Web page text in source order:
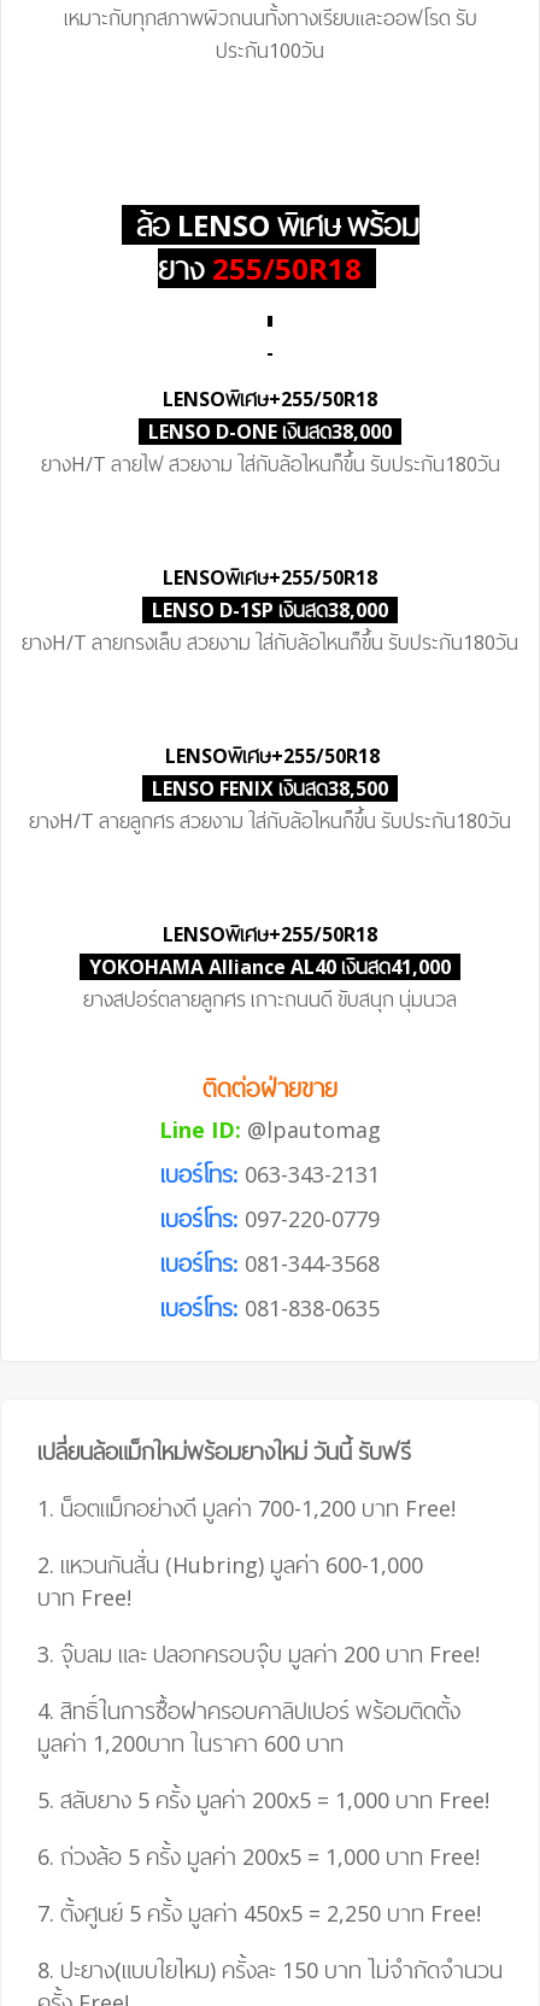
เหมาะกับทุกสภาพผิวถนนทั้งทางเรียบและออฟโรด รับ
ประกัน100วัน
ล้อ LENSO พิเศษพร้อม
ยาง 255/50R18
LENSOพิเศษ+255/50R18
LENSO D-ONE เงินสด38,000
ยางH/T ลายไฟ สวยงาม ใส่กับล้อไหนก็ขึ้น รับประกัน180วัน
LENSOพิเศษ+255/50R18
LENSO D-1SP เงินสด38,000
ยางH/T ลายกรงเล็บ สวยงาม ใส่กับล้อไหนก็ขึ้น รับประกัน180วัน
LENSOพิเศษ+255/50R18
LENSO FENIX เงินสด38,500
ยางH/T ลายลูกศร สวยงาม ใส่กับล้อไหนก็ขึ้น รับประกัน180วัน
LENSOพิเศษ+255/50R18
YOKOHAMA Alliance AL40 เงินสด41,000
ยางสปอร์ตลายลูกศร เกาะถนนดี ขับสนุก นุ่มนวล
ติดต่อฝ่ายขาย
Line ID: @lpautomag
เบอร์โทร: 063-343-2131
เบอร์โทร: 097-220-0779
เบอร์โทร: 081-344-3568
เบอร์โทร: 081-838-0635
เปลี่ยนล้อแม็กใหม่พร้อมยางใหม่ วันนี้ รับฟรี
1. น็อตแม็กอย่างดี มูลค่า 700-1,200 บาท Free!
2. แหวนกันสั่น (Hubring) มูลค่า 600-1,000
บาท Free!
3. จุ๊บลม และ ปลอกครอบจุ๊บ มูลค่า 200 บาท Free!
4. สิทธิ์ในการซื้อฝาครอบคาลิปเปอร์ พร้อมติดตั้ง
มูลค่า 1,200บาท ในราคา 600 บาท
5. สลับยาง 5 ครั้ง มูลค่า 200x5 = 1,000 บาท Free!
6. ถ่วงล้อ 5 ครั้ง มูลค่า 200x5 = 1,000 บาท Free!
7. ตั้งศูนย์ 5 ครั้ง มูลค่า 450x5 = 2,250 บาท Free!
8. ปะยาง(แบบใยไหม) ครั้งละ 150 บาท ไม่จำกัดจำนวน